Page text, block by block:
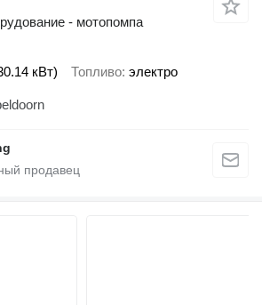
- мотопомпа
кВт) Топливо электро